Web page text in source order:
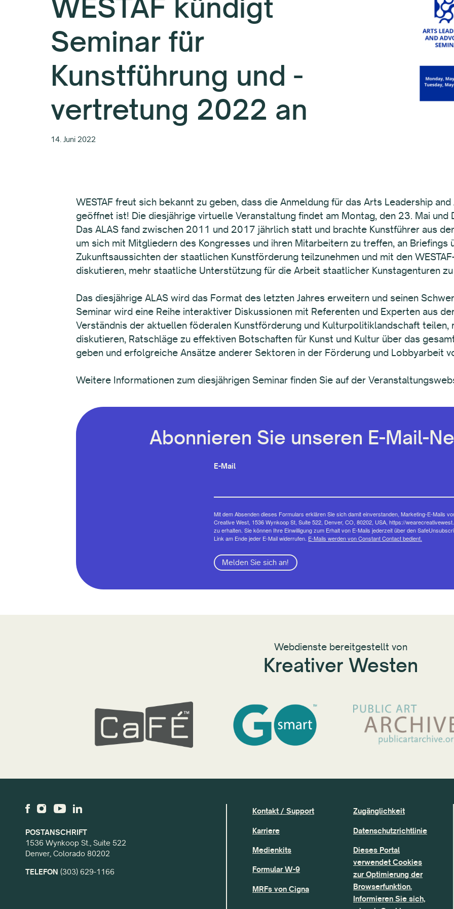
WESTAF kündigt
Seminar für
Kunstführung und -
vertretung 2022 an
14. Juni 2022
WESTAF freut sich bekannt zu geben, dass die Anmeldung für das Arts Leadership
geöffnet ist! Die diesjährige virtuelle Veranstaltung findet am Montag, den 23. Mai
Das ALAS fand zwischen 2011 und 2017 jährlich statt und brachte Kunstführer aus
um sich mit Mitgliedern des Kongresses und ihren Mitarbeitern zu treffen, an Briefings
Zukunftsaussichten der staatlichen Kunstförderung teilzunehmen und mit den
diskutieren, mehr staatliche Unterstützung für die Arbeit staatlicher Kunstagenturen
Das diesjährige ALAS wird das Format des letzten Jahres erweitern und seinen
Seminar wird eine Reihe interaktiver Diskussionen mit Referenten und Experten aus
Verständnis der aktuellen föderalen Kunstförderung und Kulturpolitiklandschaft
diskutieren, Ratschläge zu effektiven Botschaften für Kunst und Kultur über das
geben und erfolgreiche Ansätze anderer Sektoren in der Förderung und Lobbyarbeit
Weitere Informationen zum diesjährigen Seminar finden Sie auf der
Abonnieren Sie unseren E-Mail-
E-Mail
Mit dem Absenden dieses Formulars erklären Sie sich damit einverstanden, Marketing-E-Mails
Creative West, 1536 Wynkoop St, Suite 522, Denver, CO, 80202, USA, https://
zu erhalten. Sie können Ihre Einwilligung zum Erhalt von E-Mails jederzeit über den
Link am Ende jeder E-Mail widerrufen. E-Mails werden von Constant Contact bedient.
Melden Sie sich an!
Webdienste bereitgestellt von
Kreativer Westen
POSTANSCHRIFT
1536 Wynkoop St., Suite 522
Denver, Colorado 80202
TELEFON (303) 629-1166
Kontakt / Support
Karriere
Medienkits
Formular W-9
MRFs von Cigna
Zugänglichkeit
Datenschutzrichtlinie
Dieses Portal
verwendet Cookies
zur Optimierung der
Browserfunktion.
Informieren Sie sich,